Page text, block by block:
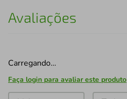
Avaliações
Carregando…
Faça login para avaliar este produto